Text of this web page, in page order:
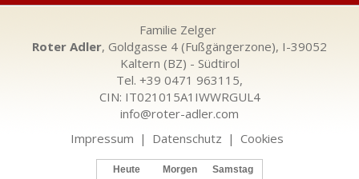
Familie Zelger
Roter Adler, Goldgasse 4 (Fußgängerzone), I-39052
Kaltern (BZ) - Südtirol
Tel. +39 0471 963115,
CIN: IT021015A1IWWRGUL4
info@roter-adler.com
Impressum | Datenschutz | Cookies
Heute Morgen Samstag